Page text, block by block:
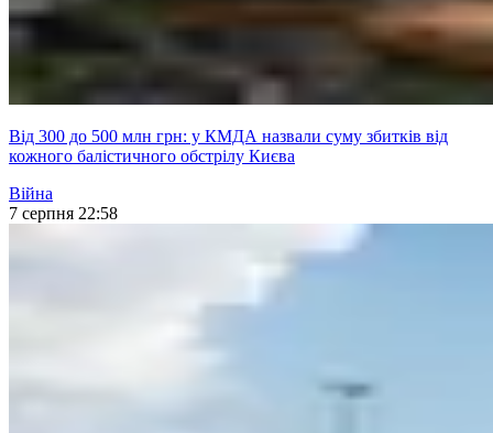
Від 300 до 500 млн грн: у КМДА назвали суму збитків від
кожного балістичного обстрілу Києва
Війна
7 серпня 22:58